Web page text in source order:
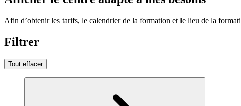
Afin d’obtenir les tarifs, le calendrier de la formation et le lieu de la
Filtrer
Tout effacer